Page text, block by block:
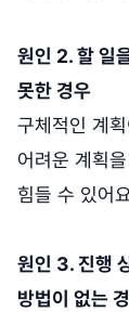
원인 2. 할 일
못한 경우
구체적인 계
어려운 계획
힘들 수 있어
원인 3. 진행
방법이 없는